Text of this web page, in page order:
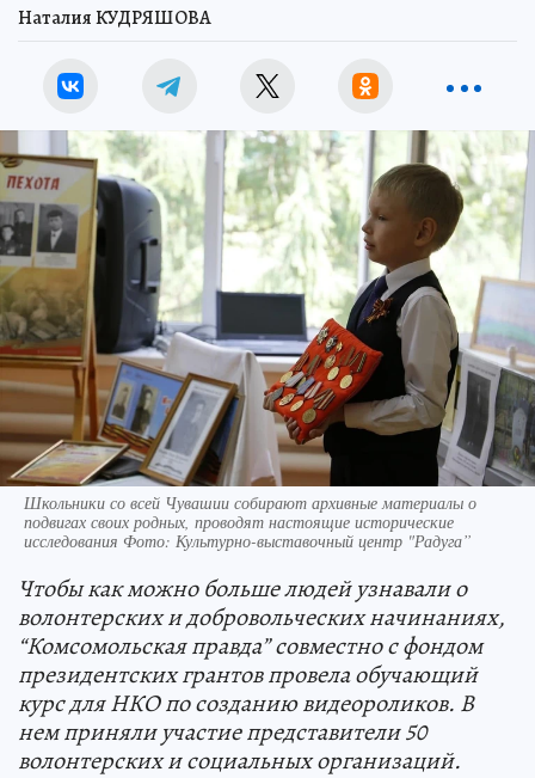
Наталия КУДРЯШОВА
Школьники со всей Чувашии собирают архивные материалы о
подвигах своих родных, проводят настоящие исторические
исследования Фото: Культурно-выставочный центр "Радуга”
Чтобы как можно больше людей узнавали о
волонтерских и добровольческих начинаниях,
“Комсомольская правда” совместно с фондом
президентских грантов провела обучающий
курс для НКО по созданию видеороликов. В
нем приняли участие представители 50
волонтерских и социальных организаций.